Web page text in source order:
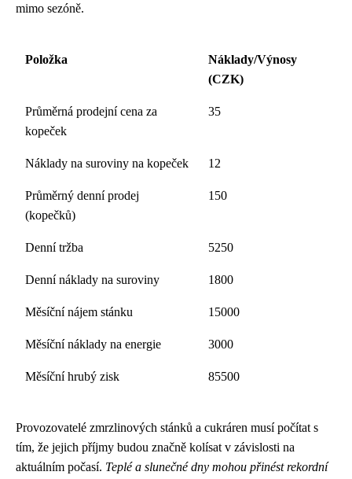
mimo sezóně.
Položka
Náklady/Výnosy
(CZK)
Průměrná prodejní cena za
kopeček
35
Náklady na suroviny na kopeček 12
Průměrný denní prodej
(kopečků)
150
Denní tržba 5250
Denní náklady na suroviny 1800
Měsíční nájem stánku 15000
Měsíční náklady na energie 3000
Měsíční hrubý zisk 85500
Provozovatelé zmrzlinových stánků a cukráren musí počítat s
tím, že jejich příjmy budou značně kolísat v závislosti na
aktuálním počasí. Teplé a slunečné dny mohou přinést rekordní